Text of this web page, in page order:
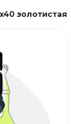
золотистая